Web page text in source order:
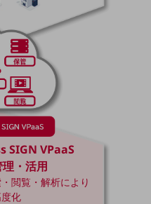
SIGN VPaaS
・活用
閲覧・解析により
化